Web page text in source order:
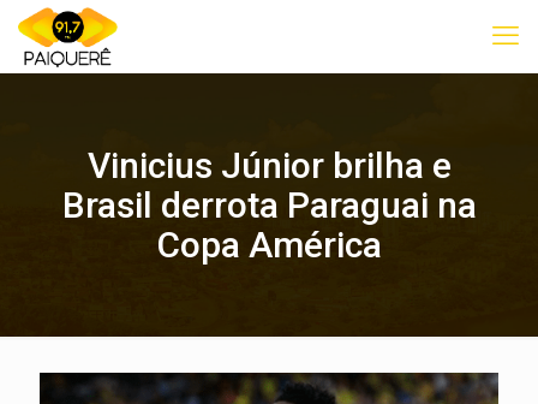
Vinicius Júnior brilha e
Brasil derrota Paraguai na
Copa América